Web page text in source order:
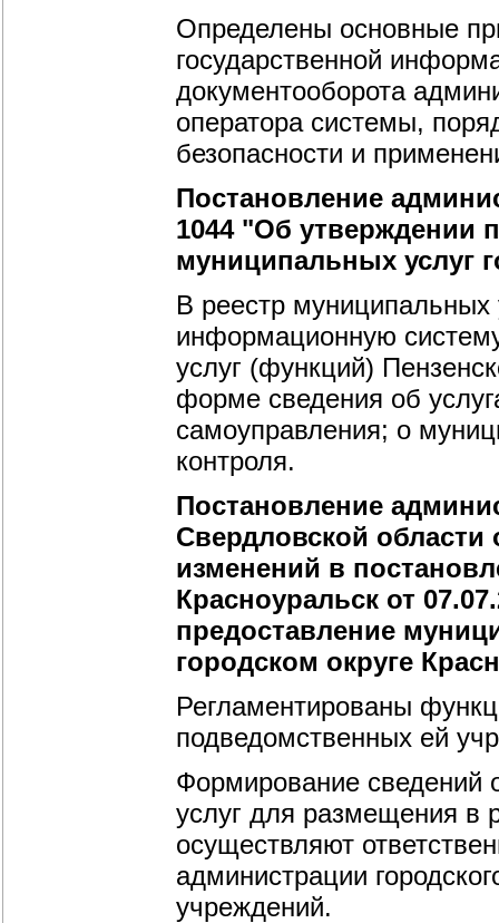
Определены основные
государственной
документооборота
оператора системы,
безопасности и
Постановление
1044 "Об утверждении
муниципальных услуг
В реестр
информационную
услуг (функций)
форме сведения об
самоуправления; о
контроля.
Постановление
Свердловской области
изменений в
Красноуральск от
предоставление
городском округе
Регламентированы
подведомственных ей
Формирование сведений
услуг для размещения в
осуществляют
администрации
учреждений.